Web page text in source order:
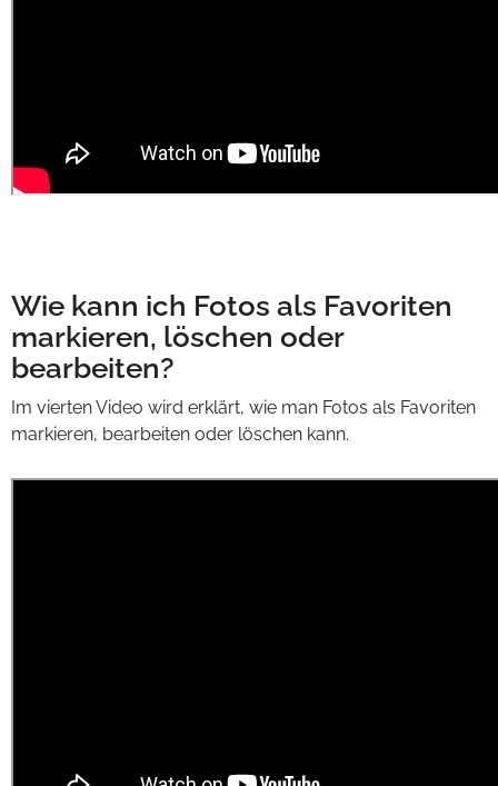
Wie kann ich Fotos als Favoriten
markieren, löschen oder
bearbeiten?
Im vierten Video wird erklärt, wie man Fotos als Favoriten
markieren, bearbeiten oder löschen kann.